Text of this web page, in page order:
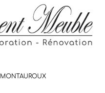
MONTAUROUX